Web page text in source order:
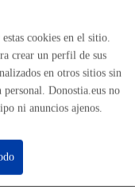
cookies en el sitio.
crear un perfil de sus
en otros sitios sin
Donostia.eus no
ni anuncios ajenos.